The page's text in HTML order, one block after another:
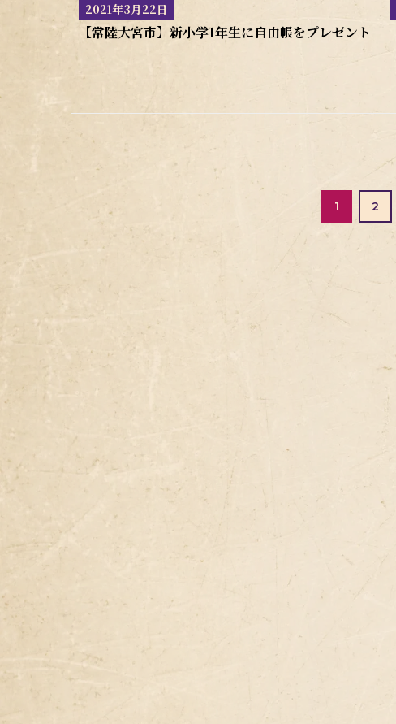
2021年3月22日
【常陸大宮市】新小学1年生に自由帳をプレゼント
1
固
定
2